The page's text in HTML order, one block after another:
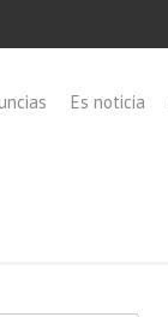
Es noticia